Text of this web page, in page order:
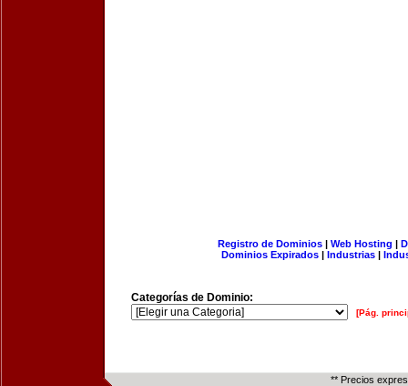
Registro de Dominios| Web Hosting |
Dominios Expirados | Industrias |
Categorías de Dominio:
[Pág.
** Precios